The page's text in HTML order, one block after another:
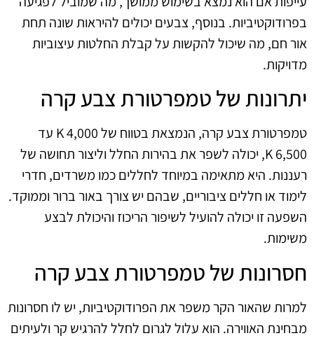
בפרודוקטיביות. בנוסף, צבעים יכולים להיראות שונה תחת
אור חם, מה שיכול להקשות על קבלת החלטות עיצוביות
מדויקות.
יתרונות של טמפרטורת צבע קרה
טמפרטורת צבע קרה, הנמצאת בטווח של 4,000 K עד
6,500 K, יכולה לשפר את בהירות החלל וליצור תחושה של
רעננות. היא מתאימה במיוחד לחללים כמו משרדים, חדרי
לימוד או חללים ציבוריים, שבהם יש צורך באור ברור וממוקד.
השפעה זו יכולה להועיל לשיפור הריכוז והיכולת לבצע
משימות.
חסרונות של טמפרטורת צבע קרה
למרות שהאור הקר משפר את הפרודוקטיביות, יש לו חסרונות
מבחינת האווירה. הוא עלול לגרום לחלל להרגיש קר ולעיתים